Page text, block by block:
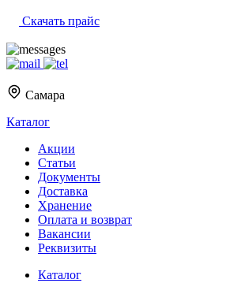
Скачать прайс
Самара
Каталог
Акции
Статьи
Документы
Доставка
Хранение
Оплата и возврат
Вакансии
Реквизиты
Каталог